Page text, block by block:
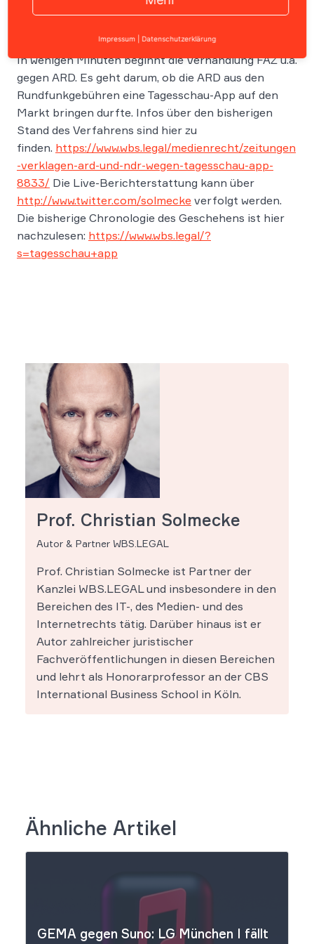
In wenigen Minuten beginnt die Verhandlung FAZ u.a.
gegen ARD. Es geht darum, ob die ARD aus den
Rundfunkgebühren eine Tagesschau-App auf den
Markt bringen durfte. Infos über den bisherigen
Stand des Verfahrens sind hier zu
finden. https://www.wbs.legal/medienrecht/zeitungen
-verklagen-ard-und-ndr-wegen-tagesschau-app-
8833/ Die Live-Berichterstattung kann über
http://www.twitter.com/solmecke verfolgt werden.
Die bisherige Chronologie des Geschehens ist hier
nachzulesen: https://www.wbs.legal/?
s=tagesschau+app
Prof. Christian Solmecke
Autor & Partner WBS.LEGAL
Prof. Christian Solmecke ist Partner der
Kanzlei WBS.LEGAL und insbesondere in den
Bereichen des IT-, des Medien- und des
Internetrechts tätig. Darüber hinaus ist er
Autor zahlreicher juristischer
Fachveröffentlichungen in diesen Bereichen
und lehrt als Honorarprofessor an der CBS
International Business School in Köln.
Ähnliche Artikel
GEMA gegen Suno: LG München I fällt
Impressum Datenschutzerklärung